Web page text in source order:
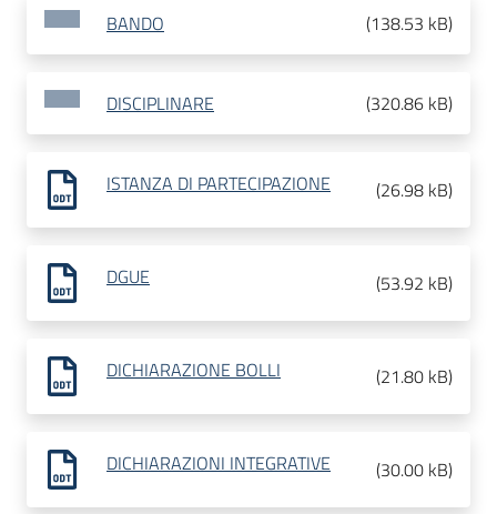
BANDO (138.53 kB)
DISCIPLINARE (320.86 kB)
ISTANZA DI PARTECIPAZIONE (26.98 kB)
DGUE (53.92 kB)
DICHIARAZIONE BOLLI (21.80 kB)
DICHIARAZIONI INTEGRATIVE (30.00 kB)